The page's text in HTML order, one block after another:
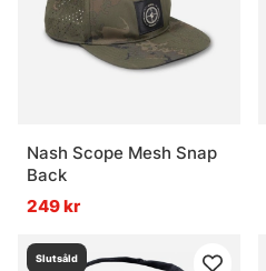
Nash Scope Mesh Snap
Back
249 kr
Slutsåld